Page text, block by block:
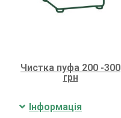
Чистка пуфа 200 -300
грн
Інформація